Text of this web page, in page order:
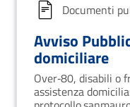
Documenti
Avviso
domiciliare
Over‑80, disabili o
assistenza